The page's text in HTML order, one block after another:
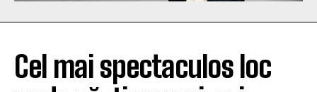
Cel mai spectaculos loc